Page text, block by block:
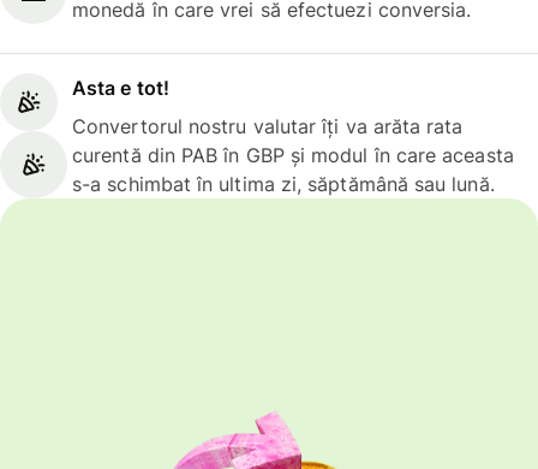
monedă în care vrei să efectuezi conversia.
Asta e tot!
Convertorul nostru valutar îți va arăta rata
curentă din PAB în GBP și modul în care aceasta
s-a schimbat în ultima zi, săptămână sau lună.